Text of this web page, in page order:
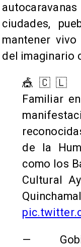
ciudades,
mantener
del imaginario
🎪🇨🇱 El
Familiar
de la
como los
Cultural
—